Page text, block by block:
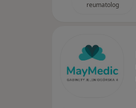
reumatolog